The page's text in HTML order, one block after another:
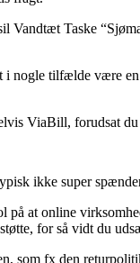
Taske
i nogle tilfælde være
ViaBill, forudsat
ikke super
at online
for så vidt du
som fx den